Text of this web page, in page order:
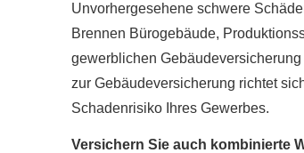
Unvorhergesehene schwere
Brennen Bürogebäude,
gewerblichen
zur Ge­bäude­ver­si­che­rung richtet
Schadenrisiko Ihres Gewerbes.
Versichern Sie auch kombinierte